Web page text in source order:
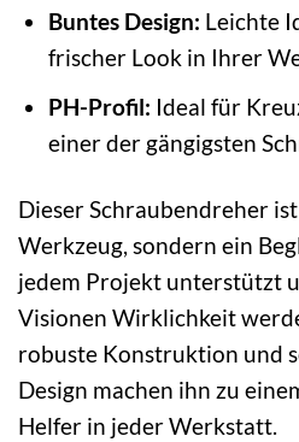
Buntes Design: Leichte
frischer Look in Ihrer
PH-Profil: Ideal für
einer der gängigsten
Dieser Schraubendreher
Werkzeug, sondern ein
jedem Projekt unterstützt
Visionen Wirklichkeit
robuste Konstruktion und
Design machen ihn zu
Helfer in jeder Werkstatt.